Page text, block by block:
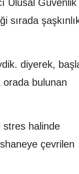
Ulusal Güvenlik
sırada
diyerek,
orada bulunan
stres halinde
çevrilen